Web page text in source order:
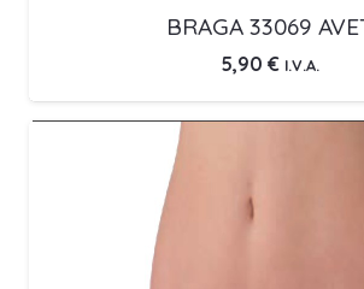
BRAGA 33069
5,90 € I.V.A.